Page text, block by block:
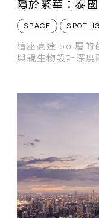
隱於繁華：泰
於海天交織的
SPACE
這座高達 56 層的
與親生物設計深度